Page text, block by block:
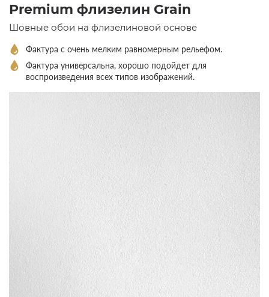
Premium флизелин Grain
Шовные обои на флизелиновой основе
Фактура с очень мелким равномерным рельефом.
Фактура универсальна, хорошо подойдет для
воспроизведения всех типов изображений.